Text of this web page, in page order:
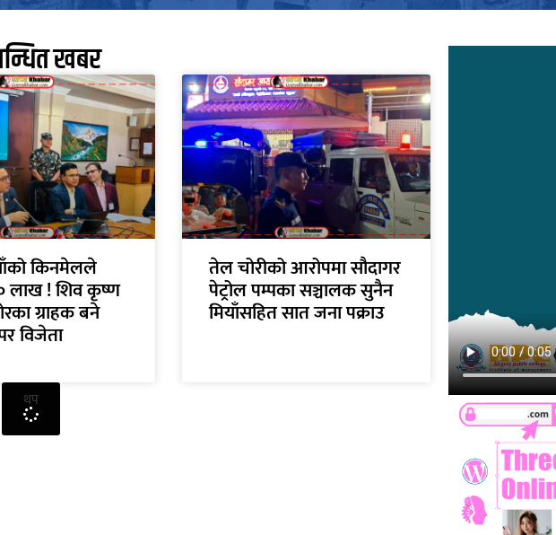
खबर
किनमेलले
लाख ! शिव कृष्ण
ग्राहक बने
विजेता
तेल चोरीको आरोपमा सौदागर
पेट्रोल पम्पका सञ्चालक सुनैन
मियाँसहित सात जना पक्राउ
थप